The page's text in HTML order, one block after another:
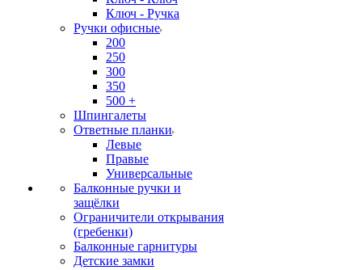
Ключ - Ручка
Ручки офисные
200
250
300
350
500 +
Шпингалеты
Ответные планки
Левые
Правые
Универсальные
Балконные ручки и
защёлки
Ограничители открывания
(гребенки)
Балконные гарнитуры
Детские замки